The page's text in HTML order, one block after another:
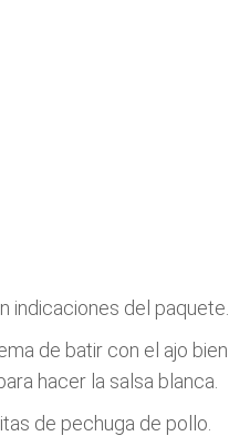
indicaciones del paquete.
de batir con el ajo bien
hacer la salsa blanca.
de pechuga de pollo.